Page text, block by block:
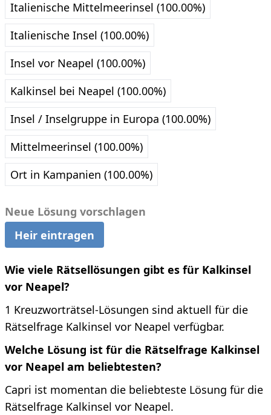
Italienische Mittelmeerinsel (100.00%)
Italienische Insel (100.00%)
Insel vor Neapel (100.00%)
Kalkinsel bei Neapel (100.00%)
Insel / Inselgruppe in Europa (100.00%)
Mittelmeerinsel (100.00%)
Ort in Kampanien (100.00%)
Neue Lösung vorschlagen
Heir eintragen
Wie viele Rätsellösungen gibt es für Kalkinsel
vor Neapel?
1 Kreuzworträtsel-Lösungen sind aktuell für die
Rätselfrage Kalkinsel vor Neapel verfügbar.
Welche Lösung ist für die Rätselfrage Kalkinsel
vor Neapel am beliebtesten?
Capri ist momentan die beliebteste Lösung für die
Rätselfrage Kalkinsel vor Neapel.